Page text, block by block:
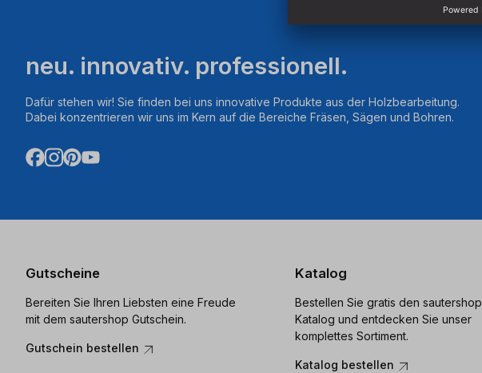
neu. innovativ. professionell.
Dafür stehen wir! Sie finden bei uns innovative Produkte aus der Holzbearbeitung.
Dabei konzentrieren wir uns im Kern auf die Bereiche Fräsen, Sägen und Bohren.
Gutscheine
Bereiten Sie Ihren Liebsten eine Freude
mit dem sautershop Gutschein.
Gutschein bestellen
Katalog
Bestellen Sie gratis den sautershop
Katalog und entdecken Sie unser
komplettes Sortiment.
Katalog bestellen